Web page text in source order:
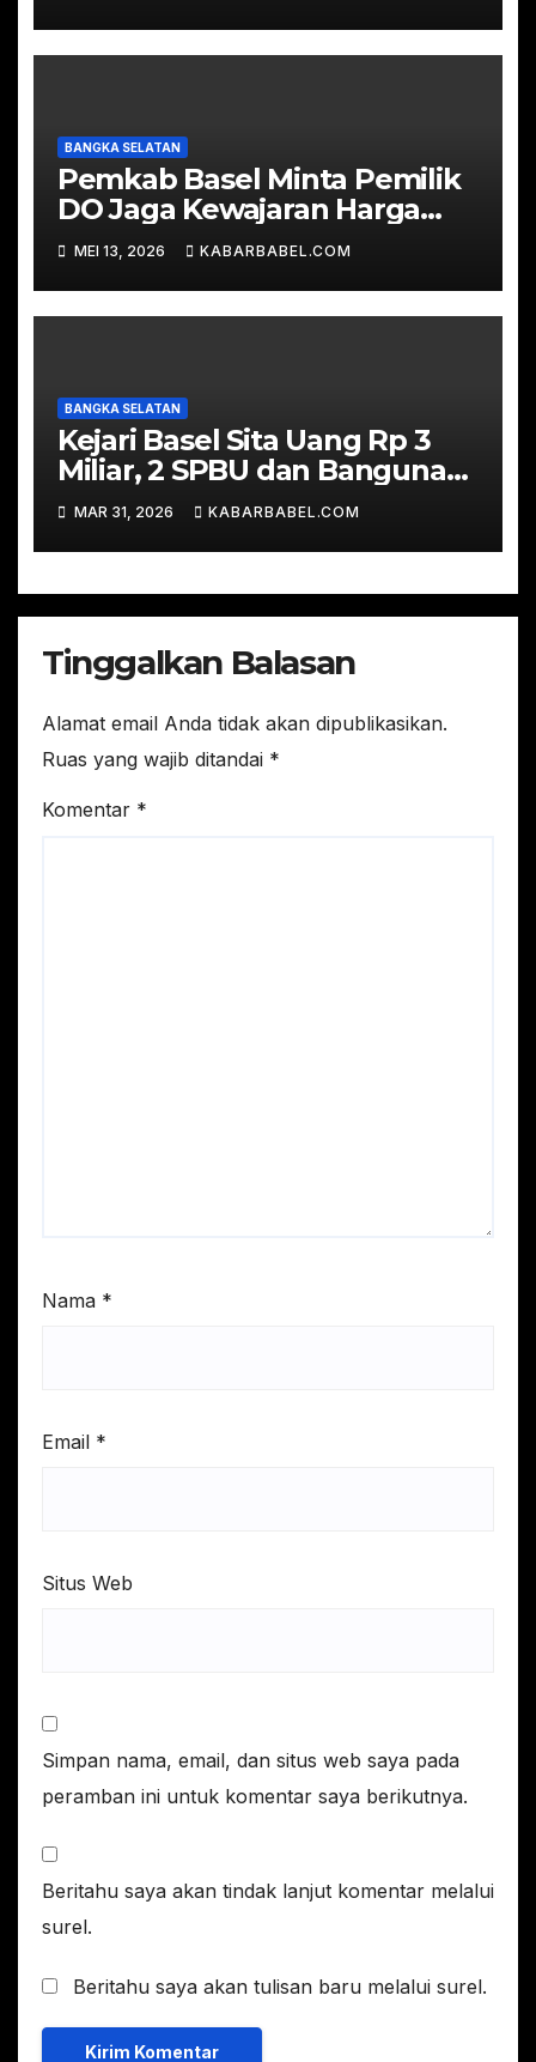
BANGKA SELATAN
Pemkab Basel Minta Pemilik
DO Jaga Kewajaran Harga
TBS
MEI 13, 2026 KABARBABEL.COM
BANGKA SELATAN
Kejari Basel Sita Uang Rp 3
Miliar, 2 SPBU dan Bangunan
Ruko dalam Perkara Korupsi
Timah
MAR 31, 2026 KABARBABEL.COM
Tinggalkan Balasan
Alamat email Anda tidak akan dipublikasikan.
Ruas yang wajib ditandai *
Komentar *
Nama *
Email *
Situs Web
Simpan nama, email, dan situs web saya pada
peramban ini untuk komentar saya berikutnya.
Beritahu saya akan tindak lanjut komentar melalui
surel.
Beritahu saya akan tulisan baru melalui surel.